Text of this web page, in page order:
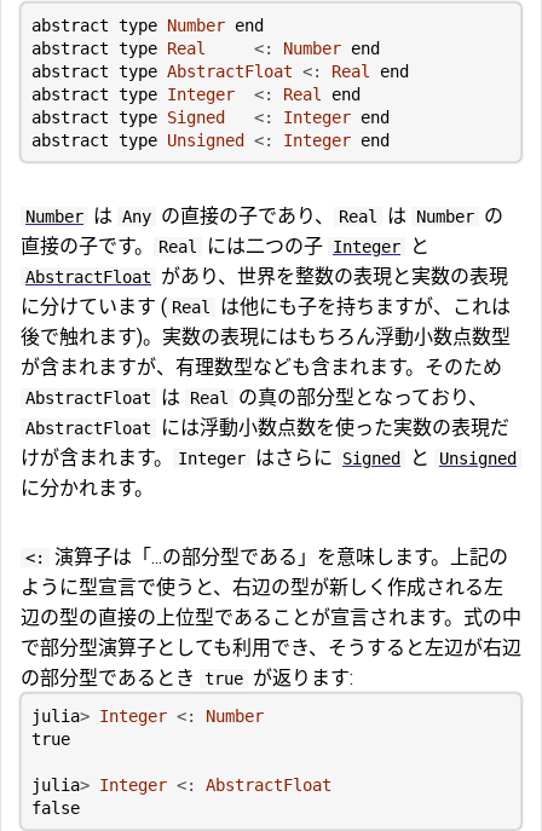
abstract type Number end
abstract type Real <: Number end
abstract type AbstractFloat <: Real
end
abstract type Integer <: Real
end
abstract type Signed <: Integer end
abstract type Unsigned <: Integer end
Number は Any の直接の子であり、 Real は Number の
直接の子です。
Real には二つの子 Integer と
AbstractFloat
があり、世界を整数の表現と実数の表現
に分けています ( Real
は他にも子を持ちますが、これは
後で触れます)。実数の表現にはもちろん浮動小数点数型
が含まれますが、有理数型なども含まれます。そのため
AbstractFloat は Real の真の部分型となっており、
AbstractFloat
には浮動小数点数を使った実数の表現だ
けが含まれます。
Integer はさらに Signed と Unsigned
に分かれます。
<:
演算子は「...の部分型である」を意味します。上記の
ように型宣言で使うと、右辺の型が新しく作成される左
辺の型の直接の上位型であることが宣言されます。式の中
で部分型演算子としても利用でき、そうすると左辺が右辺
の部分型であるとき
true が返ります:
julia> Integer <:
Number
true
julia> Integer <:
AbstractFloat
false